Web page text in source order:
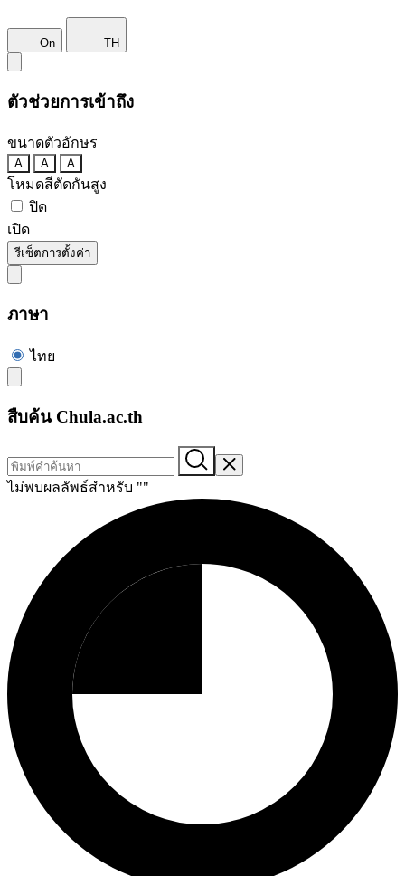
On TH
ตัวช่วยการเข้าถึง
ขนาดตัวอักษร
A A A
โหมดสีตัดกันสูง
ปิด
เปิด
รีเซ็ตการตั้งค่า
ภาษา
ไทย
สืบค้น Chula.ac.th
ไม่พบผลลัพธ์สำหรับ ""